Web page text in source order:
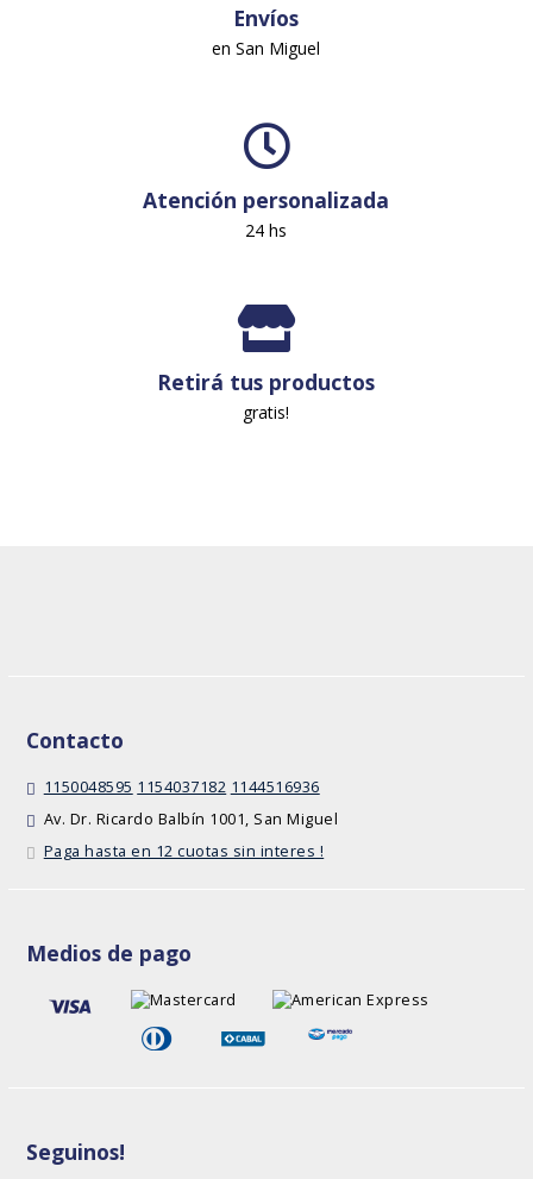
Envíos
en San Miguel
Atención personalizada
24 hs
Retirá tus productos
gratis!
Contacto
1150048595 1154037182 1144516936
Av. Dr. Ricardo Balbín 1001, San Miguel
Paga hasta en 12 cuotas sin interes !
Medios de pago
Seguinos!